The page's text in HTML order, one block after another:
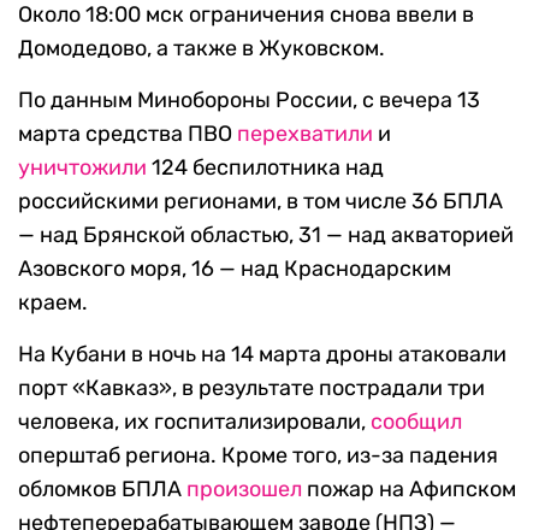
Около 18:00 мск ограничения снова ввели в
Домодедово, а также в Жуковском.
По данным Минобороны России, с вечера 13
марта средства ПВО перехватили и
уничтожили 124 беспилотника над
российскими регионами, в том числе 36 БПЛА
— над Брянской областью, 31 — над акваторией
Азовского моря, 16 — над Краснодарским
краем.
На Кубани в ночь на 14 марта дроны атаковали
порт «Кавказ», в результате пострадали три
человека, их госпитализировали, сообщил
оперштаб региона. Кроме того, из-за падения
обломков БПЛА произошел пожар на Афипском
нефтеперерабатывающем заводе (НПЗ) —